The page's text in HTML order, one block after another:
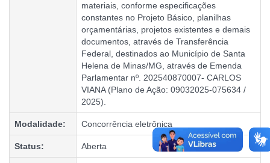
materiais, conforme especificações
constantes no Projeto Básico, planilhas
orçamentárias, projetos existentes e demais
documentos, através de Transferência
Federal, destinados ao Município de Santa
Helena de Minas/MG, através de Emenda
Parlamentar nº. 202540870007- CARLOS
VIANA (Plano de Ação: 09032025-075634 /
2025).
Modalidade: Concorrência eletrônica
Status: Aberta